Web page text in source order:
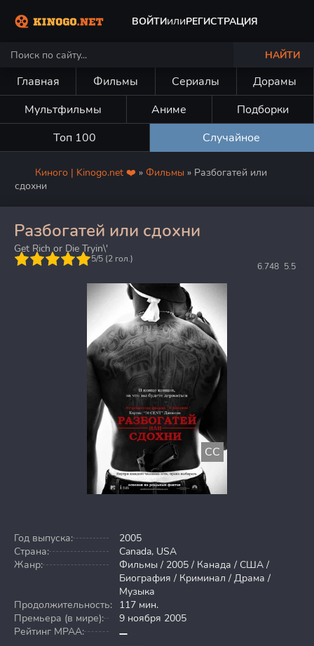
ВОЙТИилиРЕГИСТРАЦИЯ
НАЙТИ
Главная Фильмы Сериалы
Дорамы
Мультфильмы
Аниме
Подборки
Топ 100
Случайное
Киного | Kinogo.net ❤️ » Фильмы » Разбогатей или
сдохни
Разбогатей или сдохни
Get Rich or Die Tryin\'
6.748 5.5
5/5 (2 гол.)
CC
Год выпуска:
2005
Страна:
Canada, USA
Жанр:
Фильмы / 2005 / Канада / США /
Биография / Криминал / Драма /
Музыка
Продолжительность: 117 мин.
Премьера (в мире):
9 ноября 2005
Рейтинг MPAA: